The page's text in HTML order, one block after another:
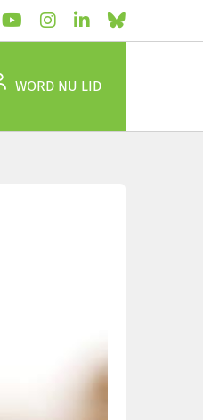
WORD NU LID